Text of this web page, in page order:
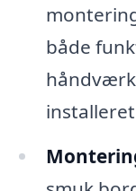
både